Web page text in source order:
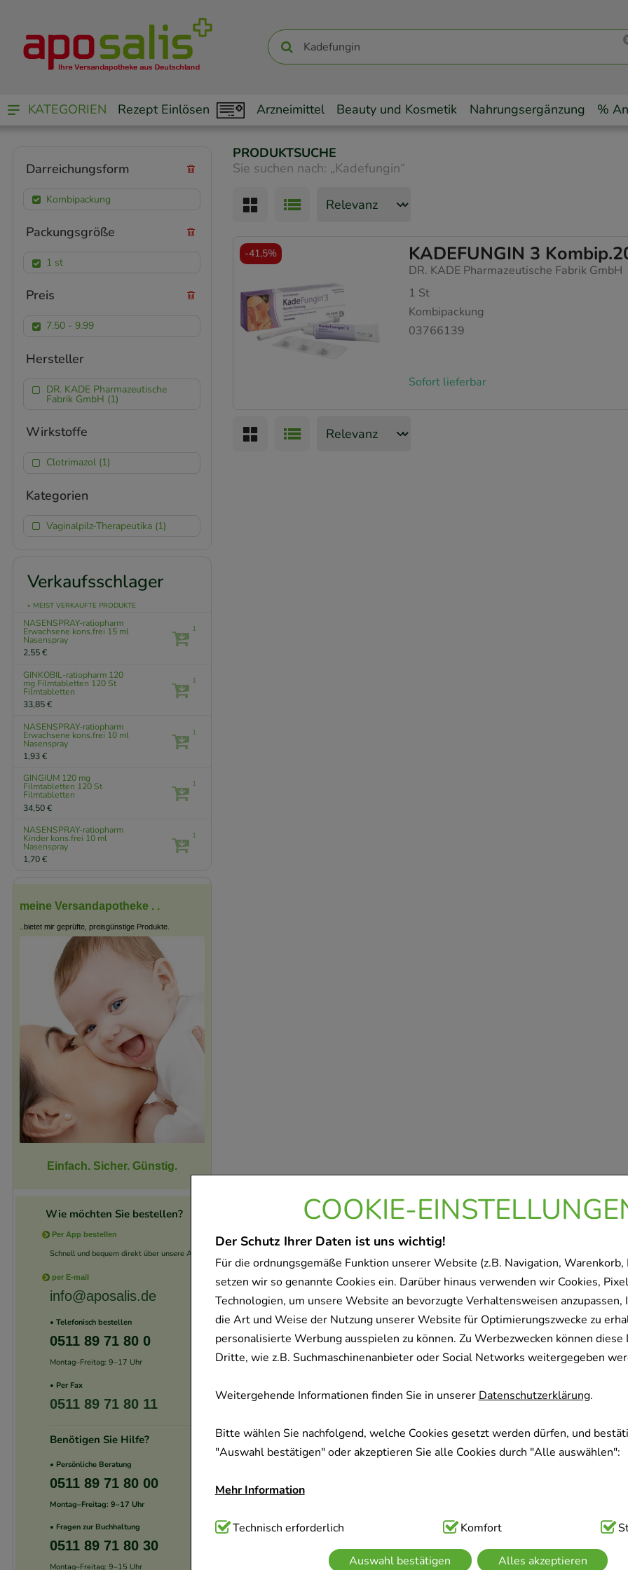
COOKIE-
Der Schutz Ihrer Daten ist uns wichtig!
Für die ordnungsgemäße Funktion unserer Website (z.B. Navigation, Warenkorb,
setzen wir so genannte Cookies ein. Darüber hinaus verwenden wir Cookies,
Technologien, um unsere Website an bevorzugte Verhaltensweisen anzupassen,
die Art und Weise der Nutzung unserer Website für Optimierungszwecke zu
personalisierte Werbung ausspielen zu können. Zu Werbezwecken können diese
Dritte, wie z.B. Suchmaschinenanbieter oder Social Networks weitergegeben
Weitergehende Informationen finden Sie in unsererDatenschutzerklärung.
Bitte wählen Sie nachfolgend, welche Cookies gesetzt werden dürfen, und
"Auswahl bestätigen" oder akzeptieren Sie alle Cookies durch "Alle auswählen":
Mehr Information
Technisch Notwendig:Hierbei handelt es sich um Cookies, die für die
Website notwendig sind (z.B. Navigation, Warenkorb, Kundenkonto), weshalb
verzichtet werden kann.
Technisch erforderlich Komfort
Auswahl bestätigen Alles akzeptieren
KATEGORIEN Rezept Einlösen Arzneimittel Beauty und Kosmetik Nahrungsergänzung %
PRODUKTSUCHE
Sie suchen nach: „Kadefungin“
KADEFUNGIN 3
DR. KADE Pharmazeutische Fabrik GmbH
1 St
Kombipackung
03766139
Sofort lieferbar
-41,5%
Darreichungsform
Kombipackung
Packungsgröße
1 st
Preis
7.50 - 9.99
Hersteller
DR. KADE Pharmazeutische
Fabrik GmbH (1)
Wirkstoffe
Clotrimazol (1)
Kategorien
Vaginalpilz-Therapeutika (1)
Verkaufsschlager
» MEIST VERKAUFTE PRODUKTE
NASENSPRAY-ratiopharm
Erwachsene kons.frei 15 ml
Nasenspray
2,55 €
1
GINKOBIL-ratiopharm 120
mg Filmtabletten 120 St
Filmtabletten
33,85 €
1
NASENSPRAY-ratiopharm
Erwachsene kons.frei 10 ml
Nasenspray
1,93 €
1
GINGIUM 120 mg
Filmtabletten 120 St
Filmtabletten
34,50 €
1
NASENSPRAY-ratiopharm
Kinder kons.frei 10 ml
Nasenspray
1,70 €
1
meine Versandapotheke . .
..bietet mir geprüfte, preisgünstige Produkte.
Einfach. Sicher. Günstig.
Wie möchten Sie bestellen?
Per App bestellen
Schnell und bequem direkt über unsere App.
per E-mail
info@aposalis.de
• Telefonisch bestellen
0511 89 71 80 0
Montag–Freitag: 9–17 Uhr
• Per Fax
0511 89 71 80 11
Benötigen Sie Hilfe?
• Persönliche Beratung
0511 89 71 80 00
Montag–Freitag: 9–17 Uhr
• Fragen zur Buchhaltung
0511 89 71 80 30
Montag–Freitag: 9–15 Uhr